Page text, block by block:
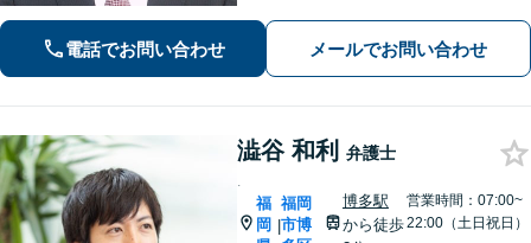
金問題：豊富な相談実績で借金の苦し
みへの深く共感」ご依頼後は最短で督
電話でお問い合わせ メールでお問い合わせ
澁谷 和利 弁護士
.
福
岡 |
福岡
市博
博多駅
から徒歩
営業時間：07:00~
22:00（土日祝日）